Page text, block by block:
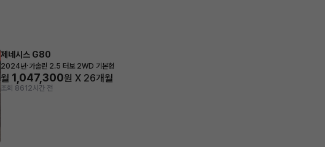
제네시스 G80
2024년·가솔린 2.5 터보 2WD 기본형
월 1,047,300원 X 26개월
조회 861 2시간 전